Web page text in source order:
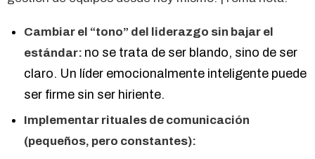
Cambiar el “tono” del liderazgo sin bajar el
estándar: no se trata de ser blando, sino de ser
claro. Un líder emocionalmente inteligente puede
ser firme sin ser hiriente.
Implementar rituales de comunicación
(pequeños, pero constantes):